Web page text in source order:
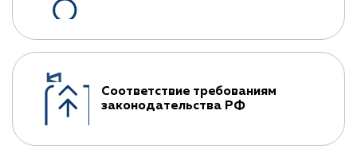
Соответствие требованиям
законодательства РФ